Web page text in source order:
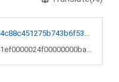
a unique and
never appear on the
0xb30fc2d754c88c451275b743b6f530f19f643683
0x0000000041ef0000024f00000000bad1